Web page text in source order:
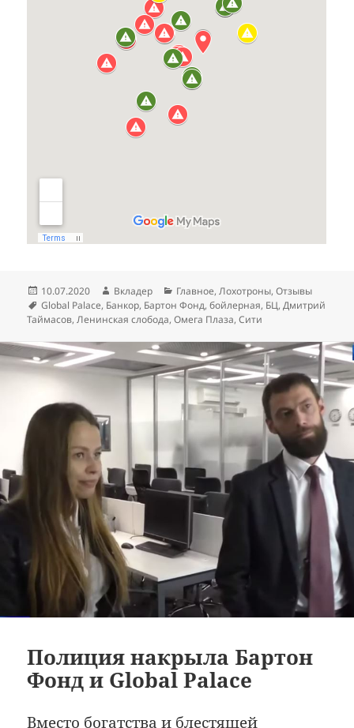
Опубликовано
10.07.2020 Автор
Вкладер Рубрики
Главное,Лохотроны,Отзывы
Метки
Global Palace, Банкор, Бартон Фонд,бойлерная, БЦ,Дмитрий
Таймасов,Ленинская слобода,Омега Плаза,Сити
Полиция накрыла Бартон
Фонд и Global Palace
Вместо богатства и блестящей